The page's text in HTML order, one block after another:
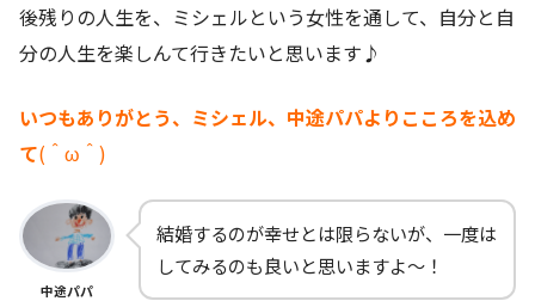
後残りの人生を、ミシェルという女性を通して、自分と自
分の人生を楽しんて行きたいと思います♪
いつもありがとう、ミシェル、中途パパよりこころを込め
て(＾ω＾)
中途パパ
結婚するのが幸せとは限らないが、一度は
してみるのも良いと思いますよ～！